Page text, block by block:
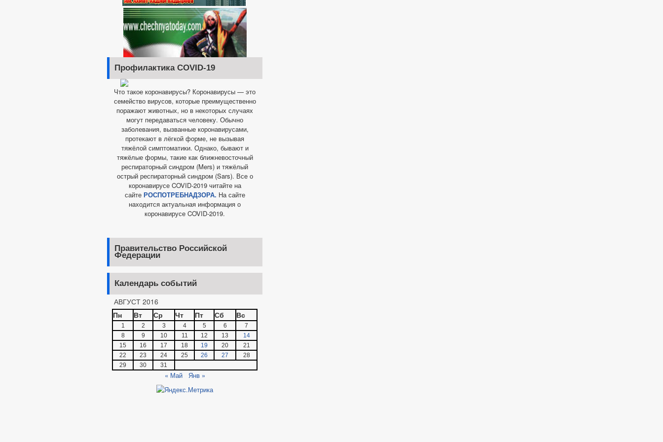
Профилактика COVID-19
Что такое коронавирусы? Коронавирусы — это
семейство вирусов, которые преимущественно
поражают животных, но в некоторых случаях
могут передаваться человеку. Обычно
заболевания, вызванные коронавирусами,
протекают в лёгкой форме, не вызывая
тяжёлой симптоматики. Однако, бывают и
тяжёлые формы, такие как ближневосточный
респираторный синдром (Mers) и тяжёлый
острый респираторный синдром (Sars). Все о
коронавирусе COVID-2019 читайте на
сайте РОСПОТРЕБНАДЗОРА. На сайте
находится актуальная информация о
коронавирусе COVID-2019.
Правительство Российской
Федерации
Календарь событий
АВГУСТ 2016
Пн
Вт Ср Чт Пт Сб Вс
1 2 3 4 5 6
7
8
9 10 11 12 13
14
15
16 17 18 19 20
21
22
23 24 25 26 27
28
29
30 31
« Май Янв »